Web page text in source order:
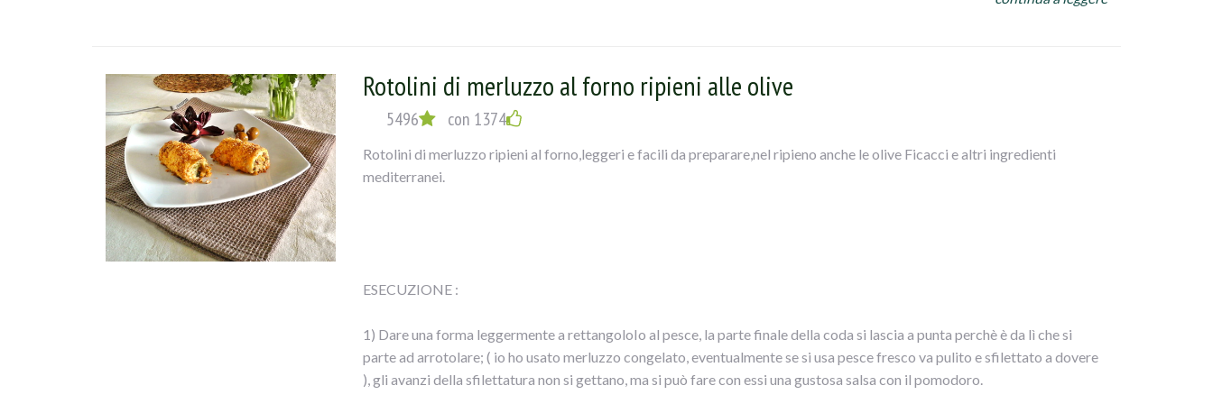
Rotolini di merluzzo al forno ripieni alle olive
5496 con 1374
Rotolini di merluzzo ripieni al forno,leggeri e facili da preparare,nel ripieno anche le olive Ficacci e altri ingredienti
mediterranei.
ESECUZIONE :
1) Dare una forma leggermente a rettangoloIo al pesce, la parte finale della coda si lascia a punta perchè è da lì che si
parte ad arrotolare; ( io ho usato merluzzo congelato, eventualmente se si usa pesce fresco va pulito e sfilettato a dovere
), gli avanzi della sfilettatura non si gettano, ma si può fare con essi una gustosa salsa con il pomodoro.